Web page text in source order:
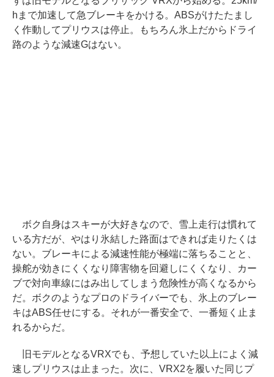
hまで加速して急ブレーキをかける。ABSがけたたまし
く作動してプリウスは停止。もちろん氷上だからドライ
路のような減速Gはない。
ボク自身はスキーが大好きなので、雪上走行は慣れて
いる方だが、やはり氷結した路面はできれば走りたくは
ない。ブレーキによる減速性能が極端に落ちることと、
操舵が効きにくくなり障害物を回避しにくくなり、カー
ブで対向車線にはみ出してしまう危険性が高くなるから
だ。ボクのようなプロのドライバーでも、氷上のブレー
キはABS任せにする。それが一番安全で、一番短く止ま
れるからだ。
旧モデルとなるVRXでも、予想していた以上によく減
速しプリウスは止まった。次に、VRX2を履いた同じプ